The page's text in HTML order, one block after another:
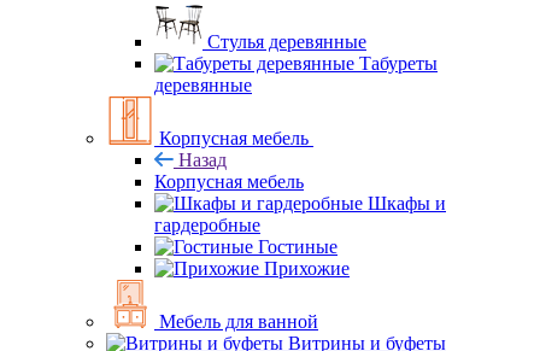
Стулья деревянные
Табуреты
деревянные
Корпусная мебель
Назад
Корпусная мебель
Шкафы и
гардеробные
Гостиные
Прихожие
Мебель для ванной
Витрины и буфеты